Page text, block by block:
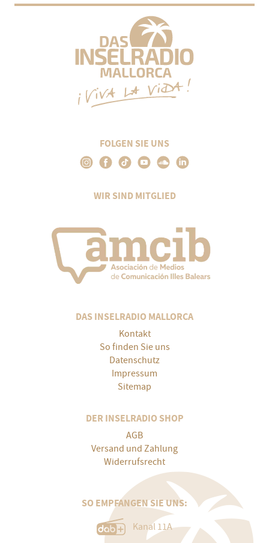
FOLGEN SIE UNS
WIR SIND MITGLIED
DAS INSELRADIO MALLORCA
Kontakt
So finden Sie uns
Datenschutz
Impressum
Sitemap
DER INSELRADIO SHOP
AGB
Versand und Zahlung
Widerrufsrecht
SO EMPFANGEN SIE UNS:
Kanal 11A